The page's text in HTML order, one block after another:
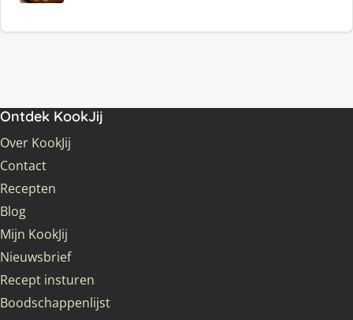
Ontdek KookJij
Over KookJij
Contact
Recepten
Blog
Mijn KookJij
Nieuwsbrief
Recept insturen
Boodschappenlijst